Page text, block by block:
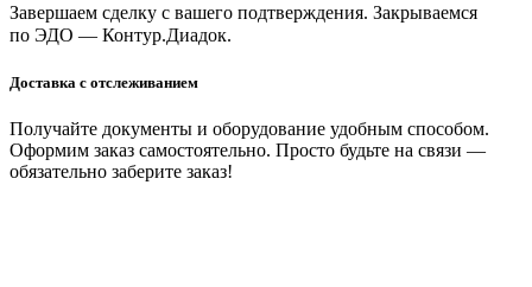
Завершаем сделку с вашего подтверждения. Закрываемся
по ЭДО — Контур.Диадок.
Доставка с отслеживанием
Получайте документы и оборудование удобным способом.
Оформим заказ самостоятельно. Просто будьте на связи —
обязательно заберите заказ!